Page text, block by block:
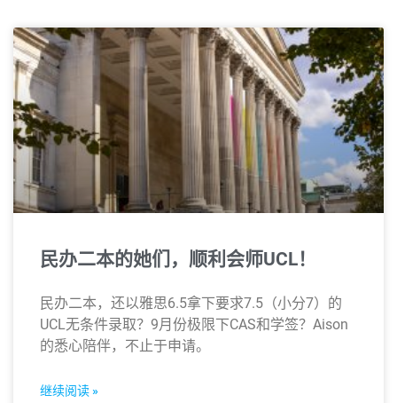
民办二本的她们，顺利会师UCL！
民办二本，还以雅思6.5拿下要求7.5（小分7）的
UCL无条件录取？9月份极限下CAS和学签？Aison
的悉心陪伴，不止于申请。
继续阅读 »